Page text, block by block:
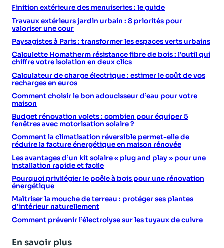
Finition extérieure des menuiseries : le guide
Travaux extérieurs jardin urbain : 8 priorités pour
valoriser une cour
Paysagistes à Paris : transformer les espaces verts urbains
Calculette Homatherm résistance fibre de bois : l’outil qui
chiffre votre isolation en deux clics
Calculateur de charge électrique : estimer le coût de vos
recharges en euros
Comment choisir le bon adoucisseur d’eau pour votre
maison
Budget rénovation volets : combien pour équiper 5
fenêtres avec motorisation solaire ?
Comment la climatisation réversible permet-elle de
réduire la facture énergétique en maison rénovée
Les avantages d’un kit solaire « plug and play » pour une
installation rapide et facile
Pourquoi privilégier le poêle à bois pour une rénovation
énergétique
Maîtriser la mouche de terreau : protéger ses plantes
d’intérieur naturellement
Comment prévenir l’électrolyse sur les tuyaux de cuivre
En savoir plus